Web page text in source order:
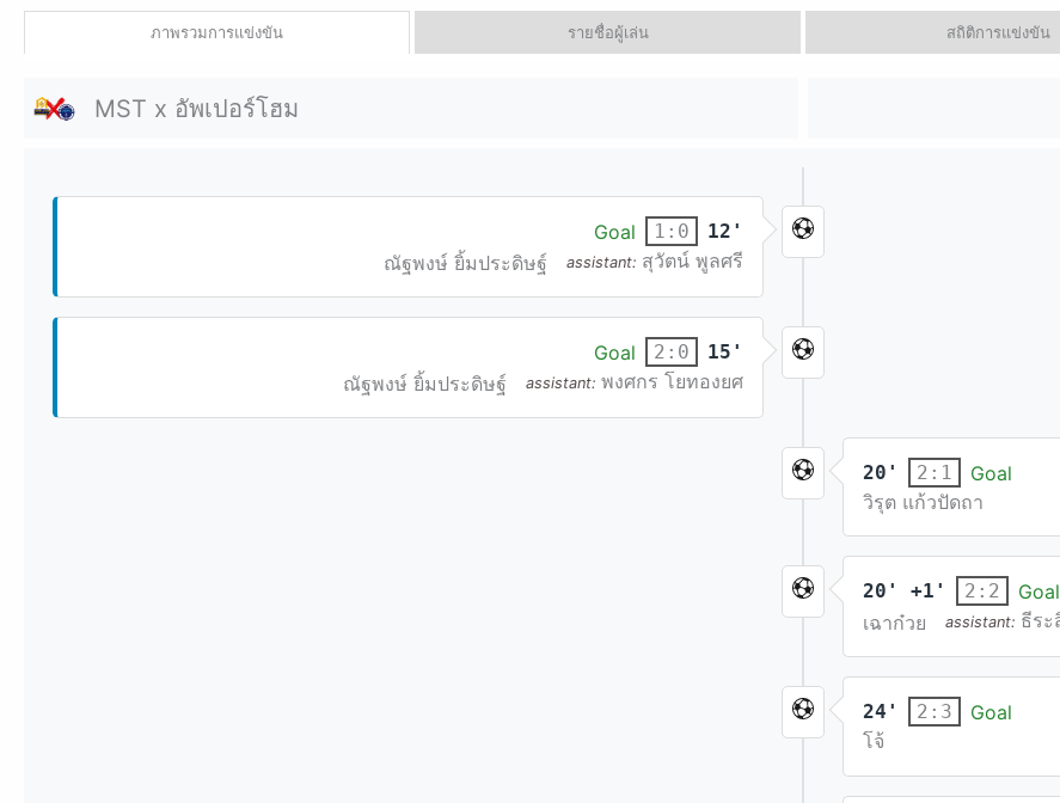
ภาพรวมการแข่งขัน รายชื่อผู้เล่น สถิติการแข่งขัน
MST x อัพเปอร์โฮม
Goal 1:0 12'
ณัฐพงษ์ ยิ้มประดิษฐ์ assistant: สุวัตน์ พูลศรี
Goal 2:0 15'
ณัฐพงษ์ ยิ้มประดิษฐ์ assistant: พงศกร โยทองยศ
20' 2:1
Goal
วิรุต แก้วปัดถา
20' +1' 2:2
Goal
เฉาก๋วย
assistant: ธีระ
24' 2:3
Goal
โจ้